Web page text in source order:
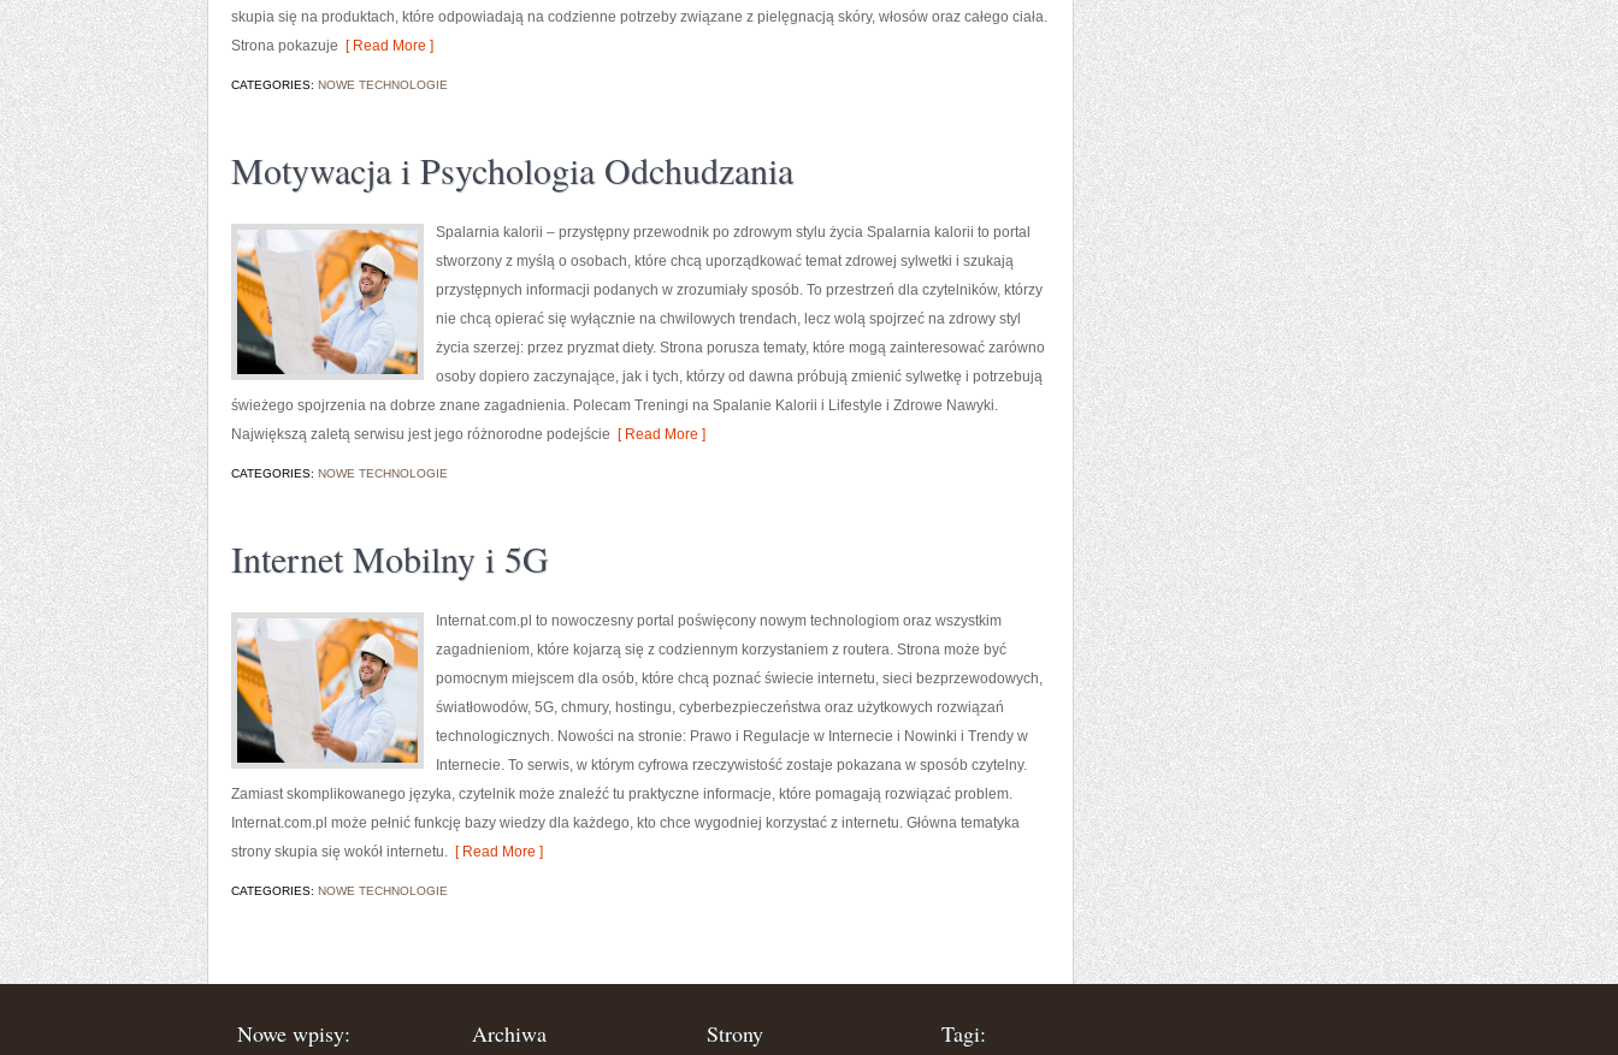
skupia się na produktach, które odpowiadają na codzienne potrzeby związane z pielęgnacją skóry, włosów oraz całego ciała.
Strona pokazuje [ Read More ]
CATEGORIES: NOWE TECHNOLOGIE
Motywacja i Psychologia Odchudzania
Spalarnia kalorii – przystępny przewodnik po zdrowym stylu życia Spalarnia kalorii to portal
stworzony z myślą o osobach, które chcą uporządkować temat zdrowej sylwetki i szukają
przystępnych informacji podanych w zrozumiały sposób. To przestrzeń dla czytelników, którzy
nie chcą opierać się wyłącznie na chwilowych trendach, lecz wolą spojrzeć na zdrowy styl
życia szerzej: przez pryzmat diety. Strona porusza tematy, które mogą zainteresować zarówno
osoby dopiero zaczynające, jak i tych, którzy od dawna próbują zmienić sylwetkę i potrzebują
świeżego spojrzenia na dobrze znane zagadnienia. Polecam Treningi na Spalanie Kalorii i Lifestyle i Zdrowe Nawyki.
Największą zaletą serwisu jest jego różnorodne podejście [ Read More ]
CATEGORIES: NOWE TECHNOLOGIE
Internet Mobilny i 5G
Internat.com.pl to nowoczesny portal poświęcony nowym technologiom oraz wszystkim
zagadnieniom, które kojarzą się z codziennym korzystaniem z routera. Strona może być
pomocnym miejscem dla osób, które chcą poznać świecie internetu, sieci bezprzewodowych,
światłowodów, 5G, chmury, hostingu, cyberbezpieczeństwa oraz użytkowych rozwiązań
technologicznych. Nowości na stronie: Prawo i Regulacje w Internecie i Nowinki i Trendy w
Internecie. To serwis, w którym cyfrowa rzeczywistość zostaje pokazana w sposób czytelny.
Zamiast skomplikowanego języka, czytelnik może znaleźć tu praktyczne informacje, które pomagają rozwiązać problem.
Internat.com.pl może pełnić funkcję bazy wiedzy dla każdego, kto chce wygodniej korzystać z internetu. Główna tematyka
strony skupia się wokół internetu. [ Read More ]
CATEGORIES: NOWE TECHNOLOGIE
Nowe wpisy: Archiwa Strony Tagi: